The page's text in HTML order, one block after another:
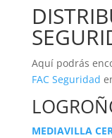
Aquí podrás
FAC Seguridad
MEDIAVILLA